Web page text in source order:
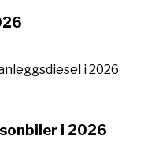
i 2026
i 2026